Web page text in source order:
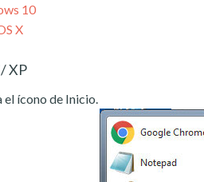
10
X
XP
el ícono de Inicio.